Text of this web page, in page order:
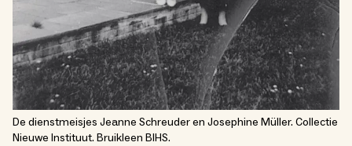
De dienstmeisjes Jeanne Schreuder en Josephine Müller. Collectie
Nieuwe Instituut. Bruikleen BIHS.